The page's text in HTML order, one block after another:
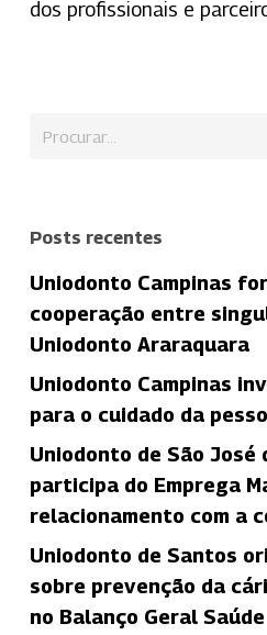
dos profissionais e
Posts recentes
Uniodonto Campinas
cooperação entre
Uniodonto Araraquara
Uniodonto Campinas
para o cuidado da
Uniodonto de São José
participa do Emprega
relacionamento com a
Uniodonto de Santos
sobre prevenção da
no Balanço Geral Saúde